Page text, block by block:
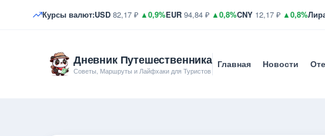
Курсы валют:USD 82,17 ₽ ▲0,9%EUR 94,84 ₽ ▲0,8%CNY 12,17 ₽ ▲0,8%
Дневник Путешественника
Советы, Маршруты и Лайфхаки для Туристов
Главная Новости